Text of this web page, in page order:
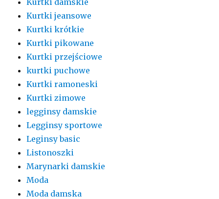
Kurtki jeansowe
Kurtki krótkie
Kurtki pikowane
Kurtki przejściowe
kurtki puchowe
Kurtki ramoneski
Kurtki zimowe
legginsy damskie
Legginsy sportowe
Leginsy basic
Listonoszki
Marynarki damskie
Moda
Moda damska